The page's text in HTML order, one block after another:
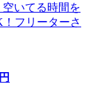
いてる時間を
フリーターさ
円